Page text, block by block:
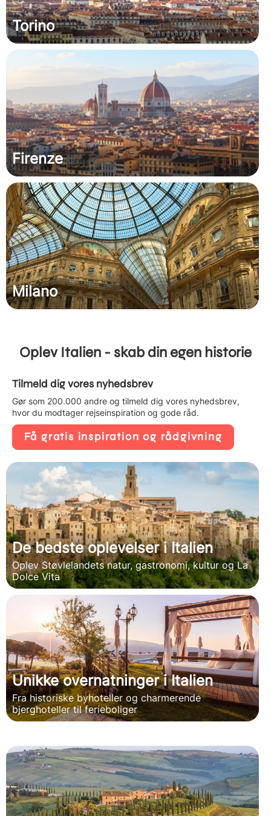
Torino
Firenze
Milano
Oplev Italien - skab din egen historie
Tilmeld dig vores nyhedsbrev
Gør som 200.000 andre og tilmeld dig vores nyhedsbrev,
hvor du modtager rejseinspiration og gode råd.
Få gratis inspiration og rådgivning
De bedste oplevelser i Italien
Oplev Støvlelandets natur, gastronomi, kultur og La
Dolce Vita
Unikke overnatninger i Italien
Fra historiske byhoteller og charmerende
bjerghoteller til ferieboliger